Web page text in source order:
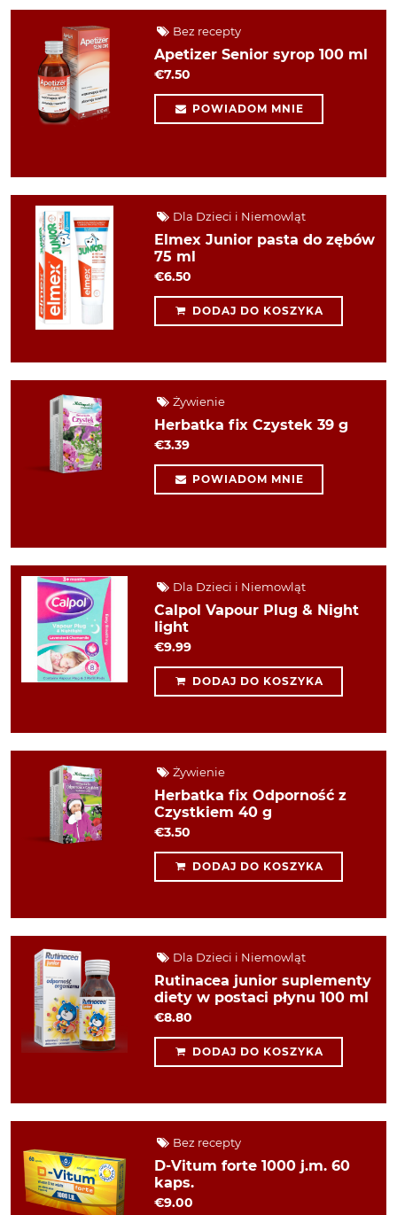
Bez recepty
Apetizer Senior syrop 100 ml
€7.50
POWIADOM MNIE
Dla Dzieci i Niemowląt
Elmex Junior pasta do zębów
75 ml
€6.50
DODAJ DO KOSZYKA
Żywienie
Herbatka fix Czystek 39 g
€3.39
POWIADOM MNIE
Dla Dzieci i Niemowląt
Calpol Vapour Plug & Night
light
€9.99
DODAJ DO KOSZYKA
Żywienie
Herbatka fix Odporność z
Czystkiem 40 g
€3.50
DODAJ DO KOSZYKA
Dla Dzieci i Niemowląt
Rutinacea junior suplementy
diety w postaci płynu 100 ml
€8.80
DODAJ DO KOSZYKA
Bez recepty
D-Vitum forte 1000 j.m. 60
kaps.
€9.00